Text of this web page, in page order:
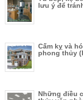
lưu ý để
Cấm kỵ và
phong thủy
Những điều